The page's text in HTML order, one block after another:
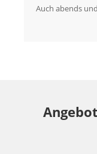
Auch abends